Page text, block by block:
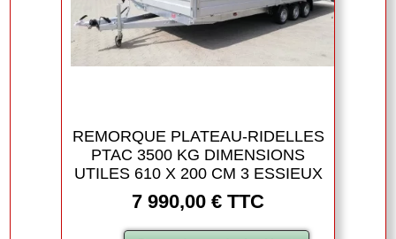
REMORQUE PLATEAU-RIDELLES
PTAC 3500 KG DIMENSIONS
UTILES 610 X 200 CM 3 ESSIEUX
7 990,00 € TTC